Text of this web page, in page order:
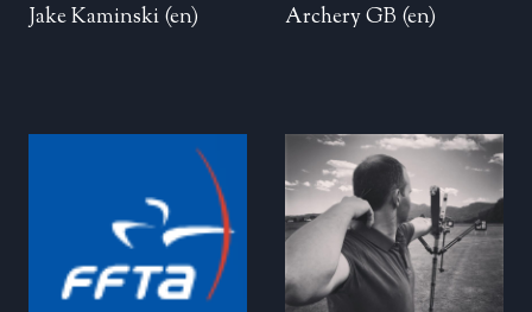
Jake Kaminski (en) Archery GB (en)